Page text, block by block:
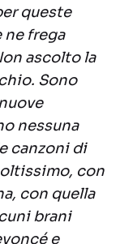
queste
ne frega
ascolto la
Sono
nessuna
canzoni di
con
con quella
brani
e